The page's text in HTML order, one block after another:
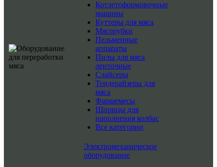
Котлетоформовочные
машины
Куттеры для мяса
Мясорубки
Пельменные
аппараты
Пилы для мяса
ленточные
Слайсеры
Тендерайзеры для
мяса
Фаршемесы
Шприцы для
наполнения колбас
Все категории
Электромеханическое
оборудование